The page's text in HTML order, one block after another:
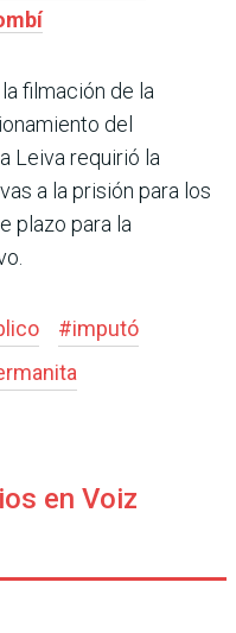
filmación de la
del
Leiva requirió la
a la prisión para los
plazo para la
#imputó
en Voiz